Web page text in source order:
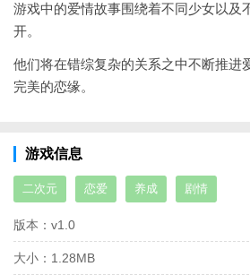
游戏中的爱情故事围绕着不同少女以及
开。
他们将在错综复杂的关系之中不断推进
完美的恋缘。
游戏信息
二次元 恋爱 养成 剧情
版本： v1.0
大小： 1.28MB